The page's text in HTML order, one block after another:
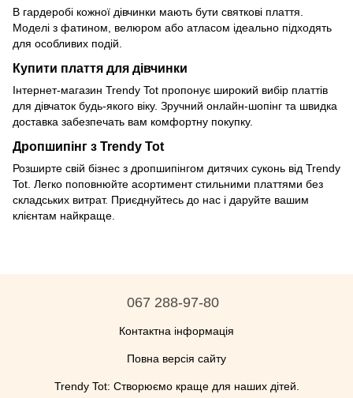
В гардеробі кожної дівчинки мають бути святкові плаття.
Моделі з фатином, велюром або атласом ідеально підходять
для особливих подій.
Купити плаття для дівчинки
Інтернет-магазин Trendy Tot пропонує широкий вибір платтів
для дівчаток будь-якого віку. Зручний онлайн-шопінг та швидка
доставка забезпечать вам комфортну покупку.
Дропшипінг з Trendy Tot
Розширте свій бізнес з дропшипінгом дитячих суконь від Trendy
Tot. Легко поповнюйте асортимент стильними платтями без
складських витрат. Приєднуйтесь до нас і даруйте вашим
клієнтам найкраще.
067 288-97-80
Контактна інформація
Повна версія сайту
Trendy Tot: Створюємо краще для наших дітей.